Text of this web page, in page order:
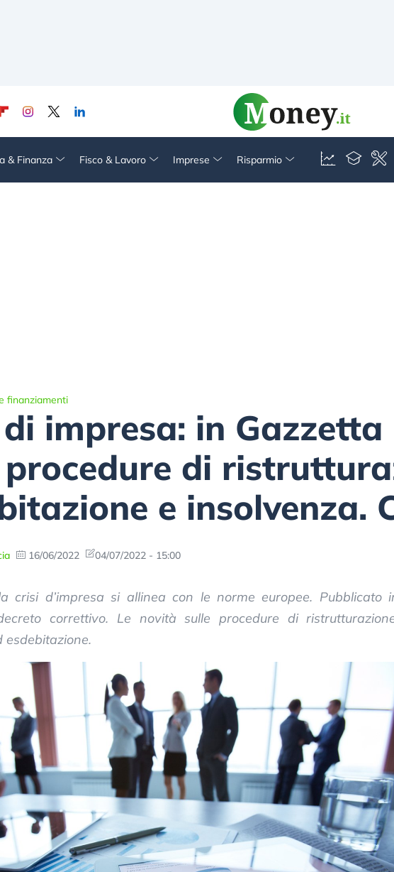
& Finanza Fisco & Lavoro Imprese Risparmio
finanziamenti
impresa: in
di
e insolvenza.
16/06/2022 04/07/2022 - 15:00
crisi d’impresa si allinea con le norme europee. Pubblicato
correttivo. Le novità sulle procedure di
esdebitazione.